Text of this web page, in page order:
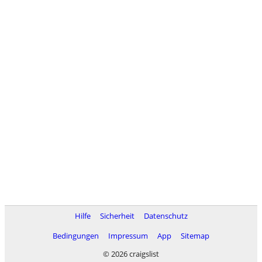
Hilfe Sicherheit
Datenschutz
Bedingungen
Impressum App
Sitemap
© 2026 craigslist